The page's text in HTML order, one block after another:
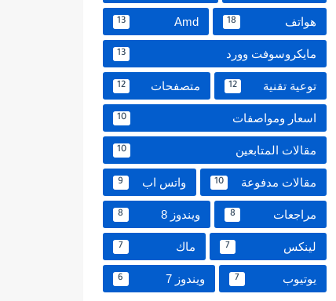
هواتف 18
Amd
13
مايكروسوفت وورد 13
توعية تقنية 12 متصفحات 12
اسعار ومواصفات 10
مقالات المتابعين 10
مقالات مدفوعة 10 واتس اب 9
مراجعات 8 ويندوز 8 8
لينكس 7 ماك 7
يوتيوب 7 ويندوز 7 6